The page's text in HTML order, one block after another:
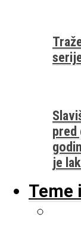
pred
je
Teme